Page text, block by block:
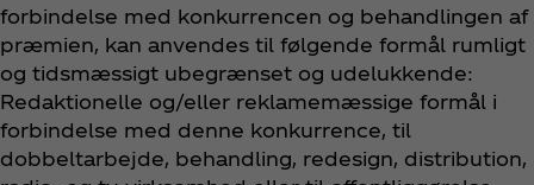
forbindelse med konkurrencen og behandlingen af
præmien, kan anvendes til følgende formål rumligt
og tidsmæssigt ubegrænset og udelukkende:
Redaktionelle og/eller reklamemæssige formål i
forbindelse med denne konkurrence, til
dobbeltarbejde, behandling, redesign, distribution,